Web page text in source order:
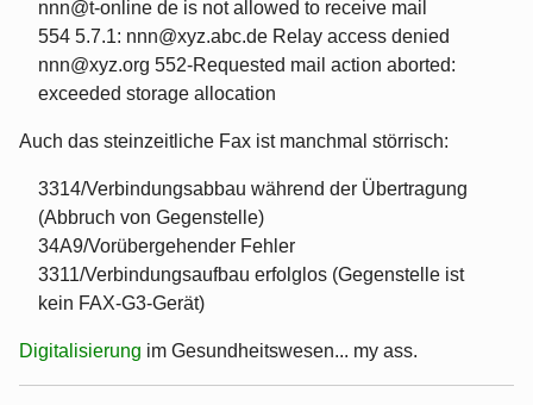
nnn@t-online de is not allowed to receive mail
554 5.7.1: nnn@xyz.abc.de Relay access denied
nnn@xyz.org 552-Requested mail action aborted:
exceeded storage allocation
Auch das steinzeitliche Fax ist manchmal störrisch:
3314/Verbindungsabbau während der Übertragung
(Abbruch von Gegenstelle)
34A9/Vorübergehender Fehler
3311/Verbindungsaufbau erfolglos (Gegenstelle ist
kein FAX-G3-Gerät)
Digitalisierung im Gesundheitswesen... my ass.